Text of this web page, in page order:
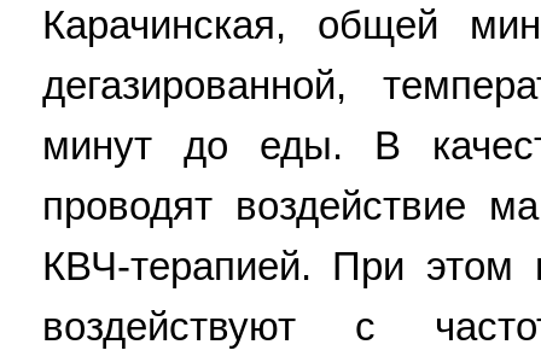
Карачинская, общей
дегазированной,
минут до еды. В
проводят воздействие
КВЧ-терапией. При этом
воздействуют с